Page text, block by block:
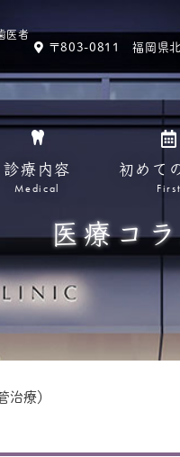
医者
〒803-0811 福岡県北
診療内容
Medical
初めて
First
医療コ
治療）